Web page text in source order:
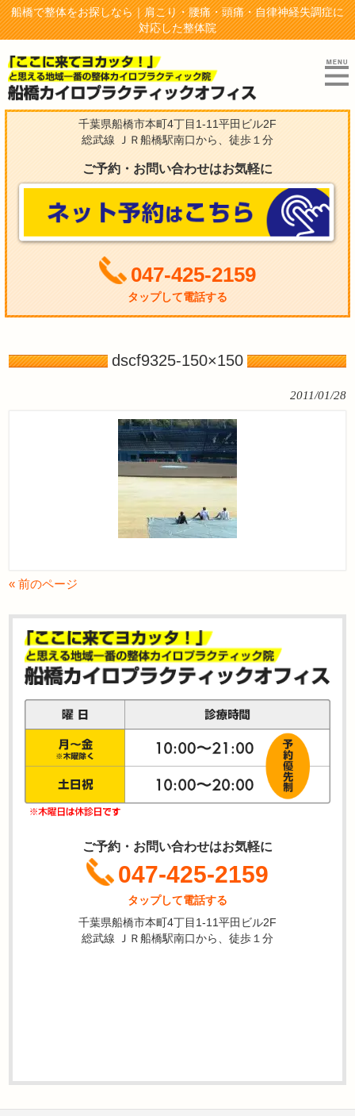
船橋で整体をお探しなら｜肩こり・腰痛・頭痛・自律神経失調症に
対応した整体院
千葉県船橋市本町4丁目1-11平田ビル2F
総武線 ＪＲ船橋駅南口から、徒歩１分
ご予約・お問い合わせはお気軽に
047-425-2159
タップして電話する
dscf9325-150×150
2011/01/28
« 前のページ
ご予約・お問い合わせはお気軽に
047-425-2159
タップして電話する
千葉県船橋市本町4丁目1-11平田ビル2F
総武線 ＪＲ船橋駅南口から、徒歩１分